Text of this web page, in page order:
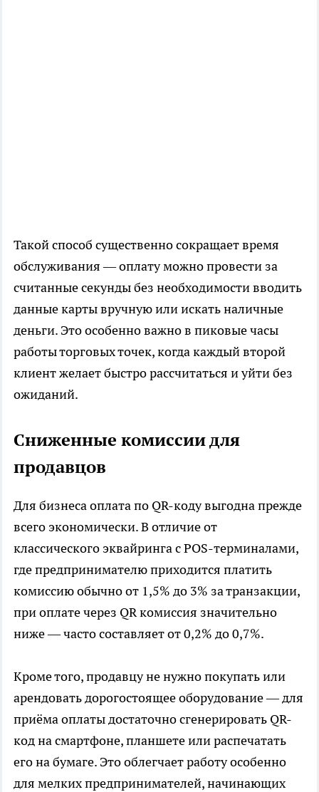
Такой способ существенно сокращает время
обслуживания — оплату можно провести за
считанные секунды без необходимости вводить
данные карты вручную или искать наличные
деньги. Это особенно важно в пиковые часы
работы торговых точек, когда каждый второй
клиент желает быстро рассчитаться и уйти без
ожиданий.
Сниженные комиссии для
продавцов
Для бизнеса оплата по QR-коду выгодна прежде
всего экономически. В отличие от
классического эквайринга с POS-терминалами,
где предпринимателю приходится платить
комиссию обычно от 1,5% до 3% за транзакции,
при оплате через QR комиссия значительно
ниже — часто составляет от 0,2% до 0,7%.
Кроме того, продавцу не нужно покупать или
арендовать дорогостоящее оборудование — для
приёма оплаты достаточно сгенерировать QR-
код на смартфоне, планшете или распечатать
его на бумаге. Это облегчает работу особенно
для мелких предпринимателей, начинающих